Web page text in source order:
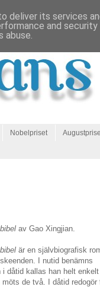
Nobelpriset
av Gao Xingjian.
är en självbiografisk
I nutid benämns
i dåtid kallas han helt
de två. I dåtid redogör
deliver its services
and
abuse.